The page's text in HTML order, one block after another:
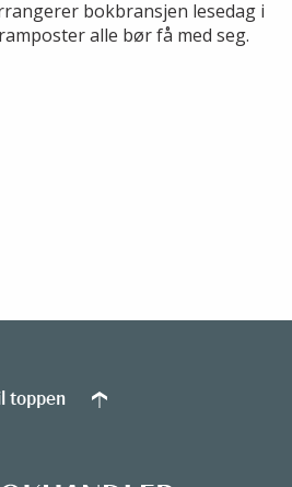
bokbransjen lesedag i
alle bør få med seg.
toppen